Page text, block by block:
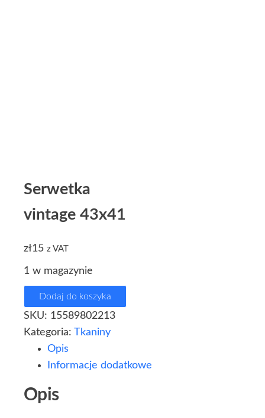
Serwetka
vintage 43x41
zł15 z VAT
1 w magazynie
Dodaj do koszyka
SKU: 15589802213
Kategoria: Tkaniny
Opis
Informacje dodatkowe
Opis